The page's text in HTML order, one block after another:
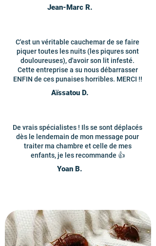
Jean-Marc R.
C'est un véritable cauchemar de se faire
piquer toutes les nuits (les piqures sont
douloureuses), d'avoir son lit infesté.
Cette entreprise a su nous débarrasser
ENFIN de ces punaises horribles. MERCI !!
Aïssatou D.
De vrais spécialistes ! Ils se sont déplacés
dès le lendemain de mon message pour
traiter ma chambre et celle de mes
enfants, je les recommande 👍
Yoan B.